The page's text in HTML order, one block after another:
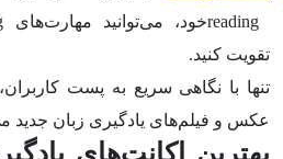
تقویت کنید.
تنها با نگاهی سریع به پست‌
عکس و فیلم‌های یادگیری زبان جدید